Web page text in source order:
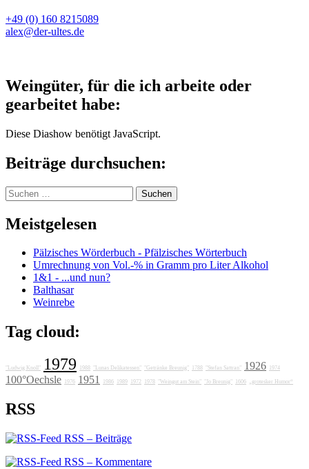
+49 (0) 160 8215089
alex@der-ultes.de
Weingüter, für die ich arbeite oder
gearbeitet habe:
Diese Diashow benötigt JavaScript.
Beiträge durchsuchen:
Suchen
nach:
Meistgelesen
Pälzisches Wörderbuch - Pfälzisches Wörterbuch
Umrechnung von Vol.-% in Gramm pro Liter Alkohol
1&1 - ...und nun?
Balthasar
Weinrebe
Tag cloud:
"Ludwig Knoll" 1979 1988 "Lunas Delikatessen" "Getränke Breunig" 1788 "Stefan Sattran" 1926 1974
100°Oechsle 1976 1951 1986 1989 1972 1978 "Weingut am Stein" "Jo Breunig" 1606 „grotesker Humor“
RSS
RSS – Beiträge
RSS – Kommentare